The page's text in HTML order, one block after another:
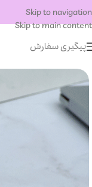
Skip to navigation
Skip to main content
پیگیری سفارش